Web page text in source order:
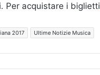
Per acquistare i
2017 Ultime Notizie Musica